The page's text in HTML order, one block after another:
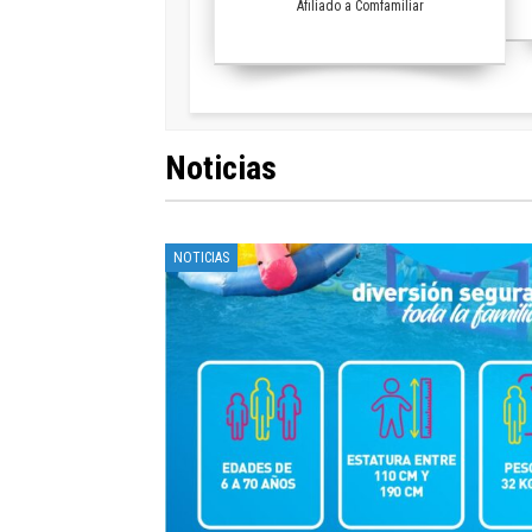
Afiliado a Comfamiliar
Noticias
NOTICIAS
EXPERIENCIAS